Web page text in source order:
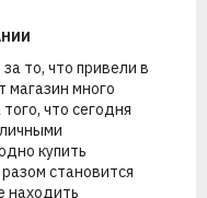
то, что привели в
магазин много
что сегодня
купить
становится
находить